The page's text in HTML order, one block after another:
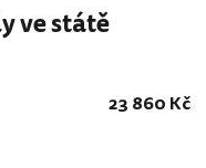
ve státě
23 860 Kč